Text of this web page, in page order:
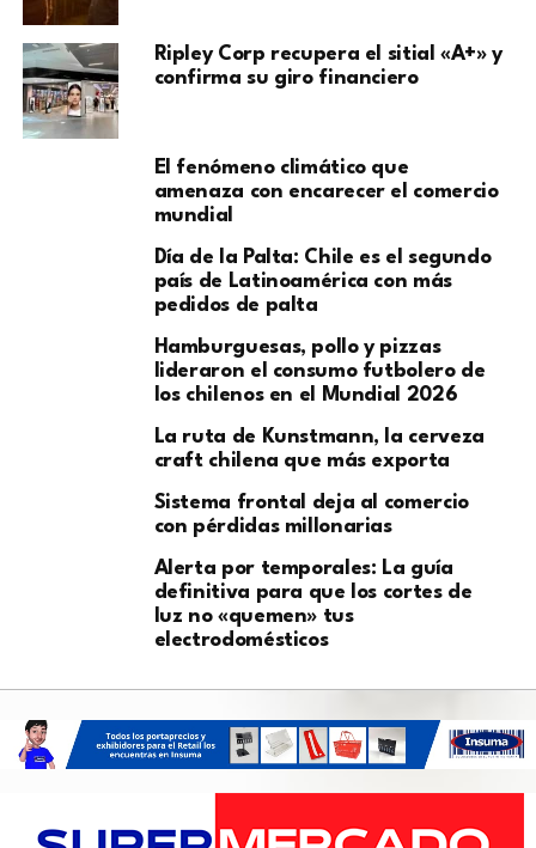
Ripley Corp recupera el sitial «A+» y
confirma su giro financiero
El fenómeno climático que
amenaza con encarecer el comercio
mundial
Día de la Palta: Chile es el segundo
país de Latinoamérica con más
pedidos de palta
Hamburguesas, pollo y pizzas
lideraron el consumo futbolero de
los chilenos en el Mundial 2026
La ruta de Kunstmann, la cerveza
craft chilena que más exporta
Sistema frontal deja al comercio
con pérdidas millonarias
Alerta por temporales: La guía
definitiva para que los cortes de
luz no «quemen» tus
electrodomésticos